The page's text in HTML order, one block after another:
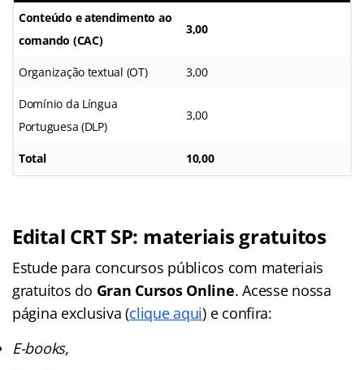
Conteúdo e atendimento ao
comando (CAC)
3,00
Organização textual (OT) 3,00
Domínio da Língua
Portuguesa (DLP)
3,00
Total 10,00
Edital CRT SP: materiais gratuitos
Estude para concursos públicos com materiais
gratuitos do Gran Cursos Online. Acesse nossa
página exclusiva (clique aqui) e confira:
E-books,